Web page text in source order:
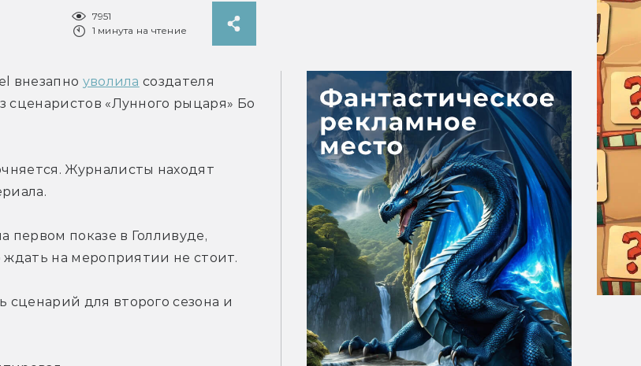
7951
1 минута на чтение
внезапно уволила создателя
сценаристов «Лунного рыцаря» Бо
Журналисты находят
первом показе в Голливуде,
ждать на мероприятии не стоит.
для второго сезона и